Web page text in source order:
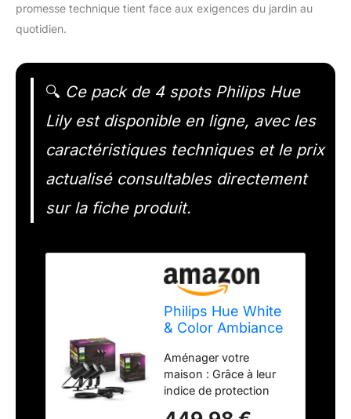
promesse technique tient face aux exigences du jardin au
quotidien.
🔍 Ce pack de 4 spots Philips Hue
Lily est disponible en ligne, avec les
caractéristiques techniques et le prix
actualisé consultables directement
sur la fiche produit.
Philips Hue White
& Color Ambiance
Standard 40 W
(590 lm), Lumière
Extérieure
Dimmable,
Aménager votre
maison : Grâce à leur
indice de protection